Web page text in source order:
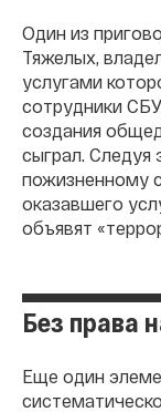
Один из
Тяжелых,
услугами
сотрудники
создания
сыграл. Следуя
пожизненному
оказавшего
объявят
Без права
Еще один